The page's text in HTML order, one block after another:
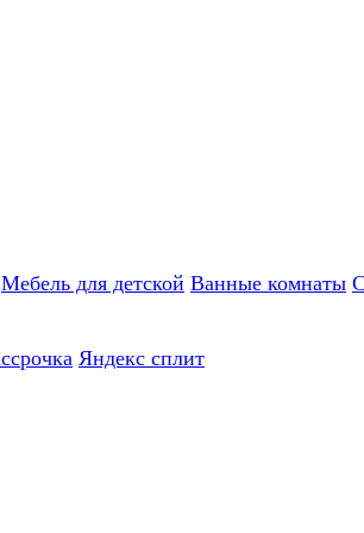
Мебель для детской Ванные комнаты
Яндекс сплит